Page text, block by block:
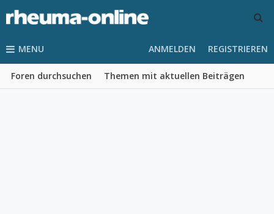
MENU
Foren durchsuchen Themen mit aktuellen Beiträgen
ANMELDEN REGISTRIEREN